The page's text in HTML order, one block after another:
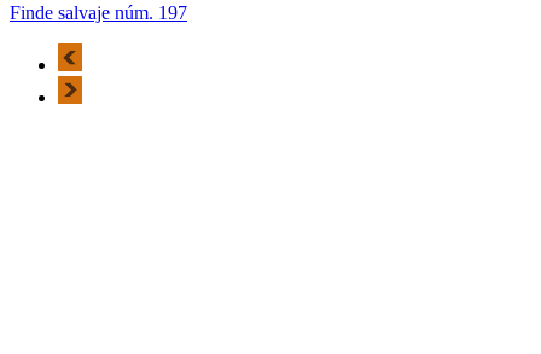
Finde salvaje núm. 197